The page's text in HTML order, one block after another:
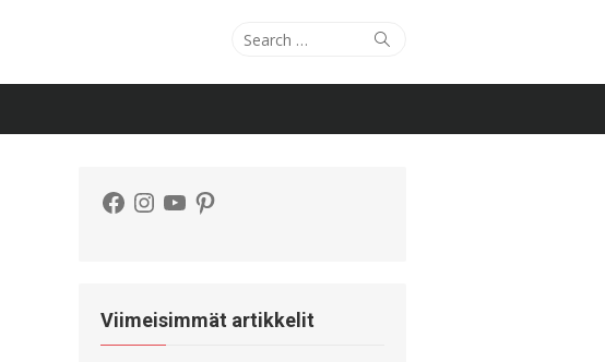
Search
Search
Facebook
Instagram
YouTubePinterest
Viimeisimmät artikkelit